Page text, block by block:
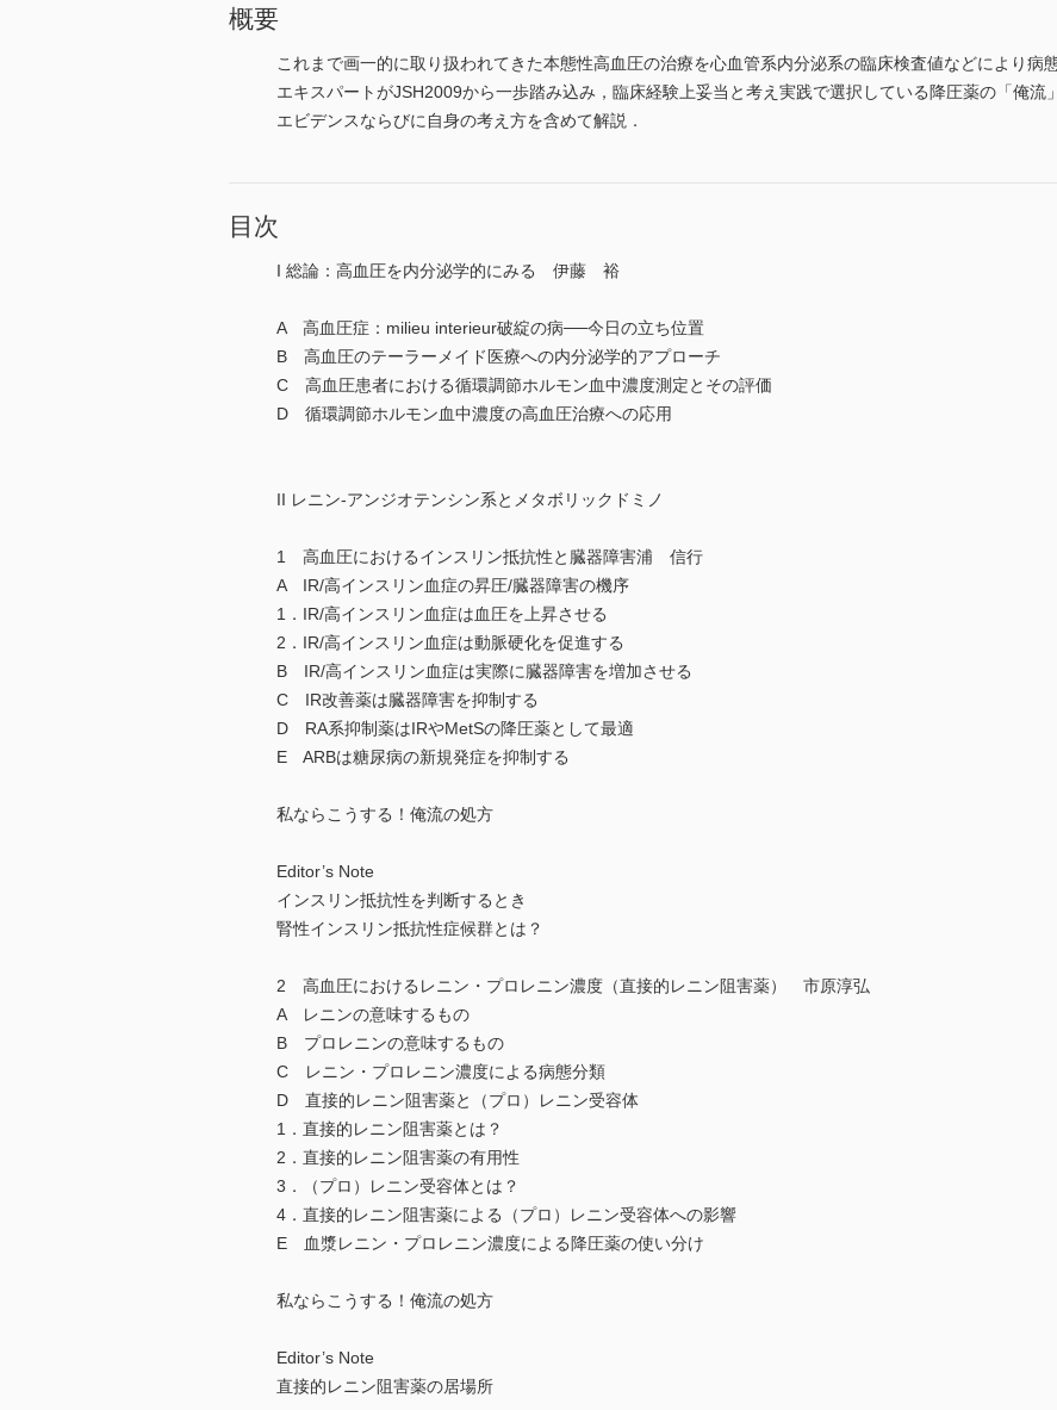
概要
これまで画一的に取り扱われてきた本態性高血圧の治療を心血管系内分泌系の臨床検査値などにより病
エキスパートがJSH2009から一歩踏み込み，臨床経験上妥当と考え実践で選択している降圧薬の「俺流
エビデンスならびに自身の考え方を含めて解説．
目次
I 総論：高血圧を内分泌学的にみる 伊藤 裕
A 高血圧症：milieu interieur破綻の病──今日の立ち位置
B 高血圧のテーラーメイド医療への内分泌学的アプローチ
C 高血圧患者における循環調節ホルモン血中濃度測定とその評価
D 循環調節ホルモン血中濃度の高血圧治療への応用
II レニン-アンジオテンシン系とメタボリックドミノ
1 高血圧におけるインスリン抵抗性と臓器障害浦 信行
A IR/高インスリン血症の昇圧/臓器障害の機序
1．IR/高インスリン血症は血圧を上昇させる
2．IR/高インスリン血症は動脈硬化を促進する
B IR/高インスリン血症は実際に臓器障害を増加させる
C IR改善薬は臓器障害を抑制する
D RA系抑制薬はIRやMetSの降圧薬として最適
E ARBは糖尿病の新規発症を抑制する
私ならこうする！俺流の処方
Editor’s Note
インスリン抵抗性を判断するとき
腎性インスリン抵抗性症候群とは？
2 高血圧におけるレニン・プロレニン濃度（直接的レニン阻害薬） 市原淳弘
A レニンの意味するもの
B プロレニンの意味するもの
C レニン・プロレニン濃度による病態分類
D 直接的レニン阻害薬と（プロ）レニン受容体
1．直接的レニン阻害薬とは？
2．直接的レニン阻害薬の有用性
3．（プロ）レニン受容体とは？
4．直接的レニン阻害薬による（プロ）レニン受容体への影響
E 血漿レニン・プロレニン濃度による降圧薬の使い分け
私ならこうする！俺流の処方
Editor’s Note
直接的レニン阻害薬の居場所